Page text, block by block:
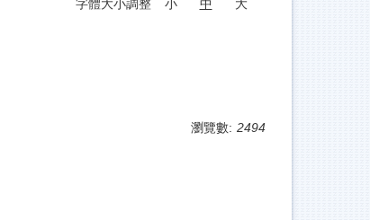
字體大小調整 小 中
大
瀏覽數: 2494